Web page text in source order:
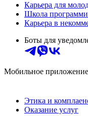
Карьера для
Школа
Карьера в
Боты для
Мобильное приложение
Этика и
Оказание услуг